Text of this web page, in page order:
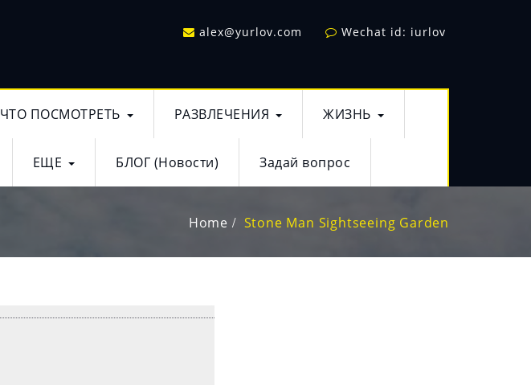
alex@yurlov.com Wechat id: iurlov
ЧТО ПОСМОТРЕТЬ РАЗВЛЕЧЕНИЯ ЖИЗНЬ
ЕЩЕ БЛОГ (Новости) Задай вопрос
Home Stone Man Sightseeing Garden